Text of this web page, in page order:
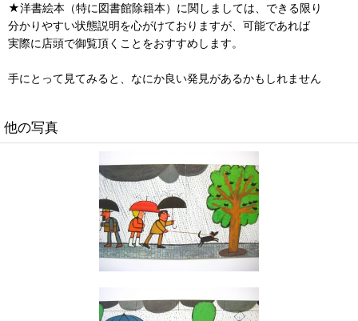
★洋書絵本（特に図書館除籍本）に関しましては、できる限り
分かりやすい状態説明を心がけておりますが、可能であれば
実際に店頭で御覧頂くことをおすすめします。
手にとって見てみると、なにか良い発見があるかもしれません
他の写真